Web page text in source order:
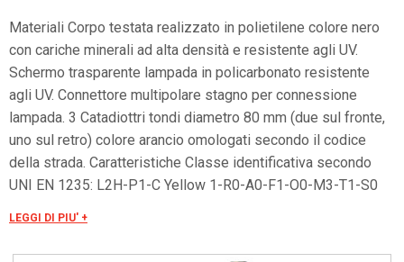
Materiali Corpo testata realizzato in polietilene colore nero
con cariche minerali ad alta densità e resistente agli UV.
Schermo trasparente lampada in policarbonato resistente
agli UV. Connettore multipolare stagno per connessione
lampada. 3 Catadiottri tondi diametro 80 mm (due sul fronte,
uno sul retro) colore arancio omologati secondo il codice
della strada. Caratteristiche Classe identificativa secondo
UNI EN 1235: L2H-P1-C Yellow 1-R0-A0-F1-O0-M3-T1-S0
fascio stretto di 30°. Sul retro della testata è previsto un
LEGGI DI PIU' +